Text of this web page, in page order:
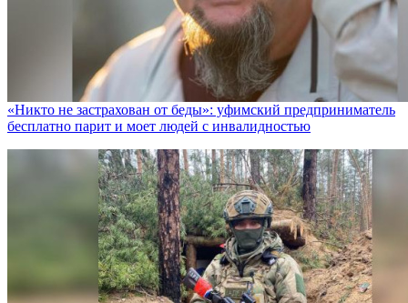
«Никто не заcтрахован от беды»: уфимский предприниматель
бесплатно парит и моет людей с инвалидностью